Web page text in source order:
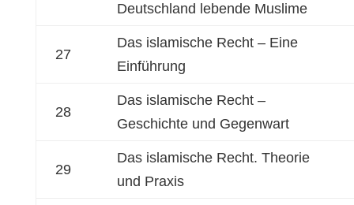
Deutschland lebende Muslime
27
Das islamische Recht – Eine
Einführung
28
Das islamische Recht –
Geschichte und Gegenwart
29
Das islamische Recht. Theorie
und Praxis